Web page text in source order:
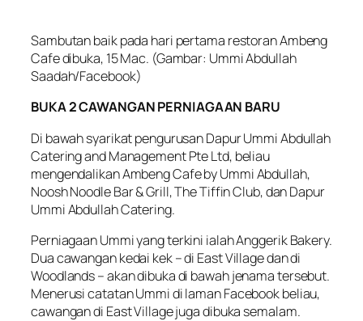
Sambutan baik pada hari pertama restoran Ambeng
Cafe dibuka, 15 Mac. (Gambar: Ummi Abdullah
Saadah/Facebook)
BUKA 2 CAWANGAN PERNIAGAAN BARU
Di bawah syarikat pengurusan Dapur Ummi Abdullah
Catering and Management Pte Ltd, beliau
mengendalikan Ambeng Cafe by Ummi Abdullah,
Noosh Noodle Bar & Grill, The Tiffin Club, dan Dapur
Ummi Abdullah Catering.
Perniagaan Ummi yang terkini ialah Anggerik Bakery.
Dua cawangan kedai kek – di East Village dan di
Woodlands – akan dibuka di bawah jenama tersebut.
Menerusi catatan Ummi di laman Facebook beliau,
cawangan di East Village juga dibuka semalam.